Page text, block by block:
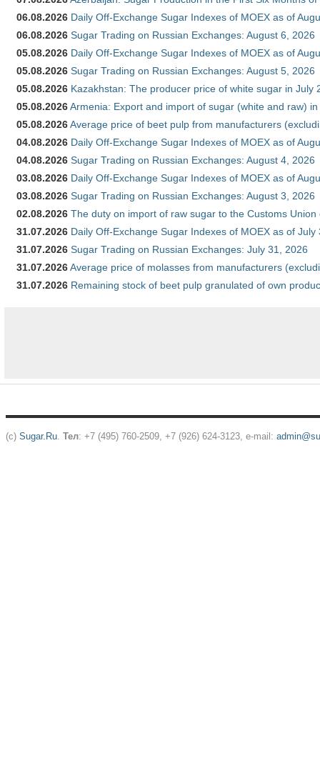
06.08.2026 Daily Off-Exchange Sugar Indexes of MOEX as of
06.08.2026 Sugar Trading on Russian Exchanges: August 6, 2026
05.08.2026 Daily Off-Exchange Sugar Indexes of MOEX as of
05.08.2026 Sugar Trading on Russian Exchanges: August 5, 2026
05.08.2026 Kazakhstan: The producer price of white sugar in July
05.08.2026Armenia: Export and import of sugar (white and raw)
05.08.2026Average price of beet pulp from manufacturers
04.08.2026 Daily Off-Exchange Sugar Indexes of MOEX as of
04.08.2026 Sugar Trading on Russian Exchanges: August 4, 2026
03.08.2026 Daily Off-Exchange Sugar Indexes of MOEX as of
03.08.2026 Sugar Trading on Russian Exchanges: August 3, 2026
02.08.2026 The duty on import of raw sugar to the Customs
31.07.2026 Daily Off-Exchange Sugar Indexes of MOEX as of July
31.07.2026 Sugar Trading on Russian Exchanges: July 31, 2026
31.07.2026Average price of molasses from manufacturers
31.07.2026 Remaining stock of beet pulp granulated of own
(c) Sugar.Ru. Тел: +7 (495) 760-2509, +7 (926) 624-3123, e-mail: